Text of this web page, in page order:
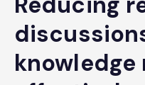
knowledge